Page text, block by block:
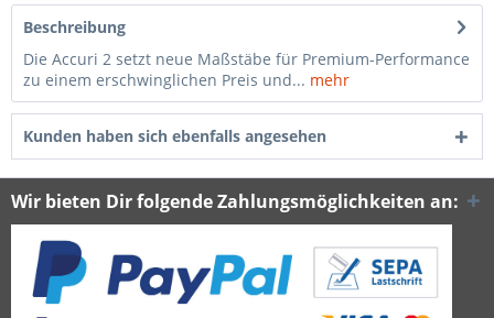
Beschreibung
Die Accuri 2 setzt neue Maßstäbe für Premium-Performance
zu einem erschwinglichen Preis und... mehr
Kunden haben sich ebenfalls angesehen
Wir bieten Dir folgende Zahlungsmöglichkeiten an: